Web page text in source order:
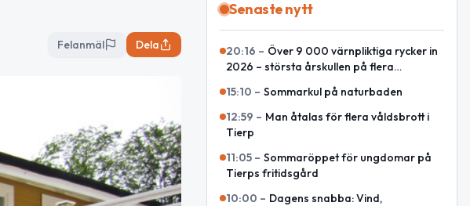
Felanmäl Dela
Senaste nytt
20:16 – Över 9 000 värnpliktiga rycker in
2026 – största årskullen på flera
15:10 – Sommarkul på naturbaden
12:59 – Man åtalas för flera våldsbrott i
Tierp
11:05 – Sommaröppet för ungdomar på
Tierps fritidsgård
10:00 – Dagens snabba: Vind,